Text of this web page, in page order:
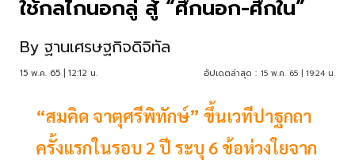
ใช้กลไกนอกลู่ สู้ “ศึกนอก-ศึกใน”
By ฐานเศรษฐกิจดิจิทัล
15 พ.ค. 65 | 12:12 น. อัปเดตล่าสุด : 15 พ.ค. 65 | 19:24 น.
“สมคิด จาตุศรีพิทักษ์” ขึ้นเวทีปาฐกถา
ครั้งแรกในรอบ 2 ปี ระบุ 6 ข้อห่วงใยจาก